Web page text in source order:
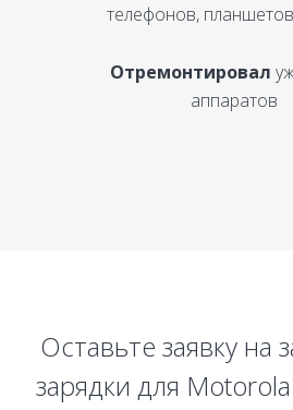
телефонов,
Отремонтировал
аппаратов
Оставьте заявку на
зарядки для